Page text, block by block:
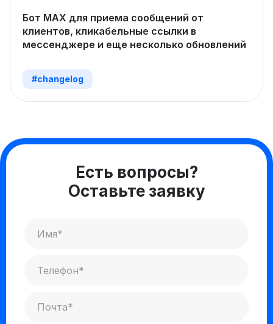
#changelog
Бот MAX для приема сообщений от
клиентов, кликабельные ссылки в
мессенджере и еще несколько обновлений
Есть вопросы?
Оставьте заявку